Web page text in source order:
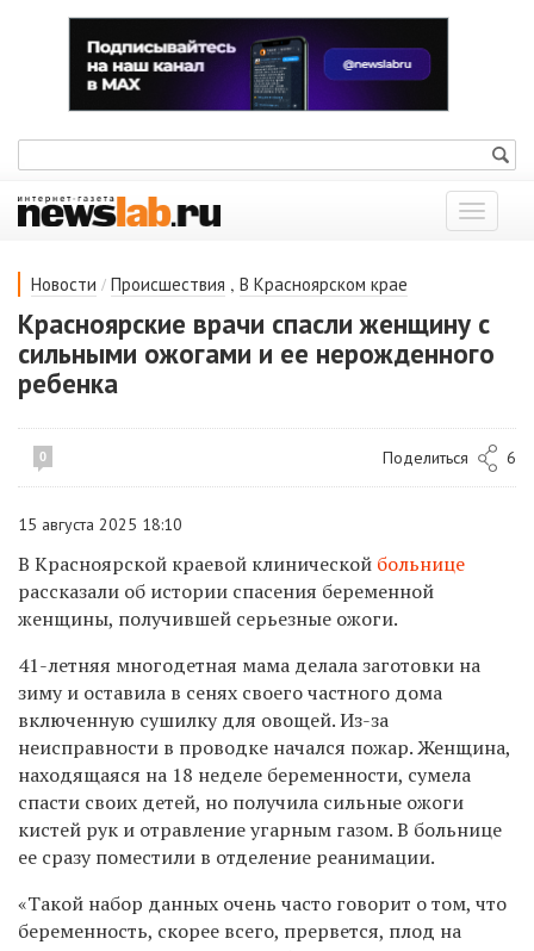
Показать
меню
Новости / Происшествия , В Красноярском крае
Красноярские врачи спасли женщину с
сильными ожогами и ее нерожденного
ребенка
0 Поделиться 6
15 августа 2025 18:10
В Красноярской краевой клинической больнице
рассказали об истории спасения беременной
женщины, получившей серьезные ожоги.
41-летняя многодетная мама делала заготовки на
зиму и оставила в сенях своего частного дома
включенную сушилку для овощей. Из-за
неисправности в проводке начался пожар. Женщина,
находящаяся на 18 неделе беременности, сумела
спасти своих детей, но получила сильные ожоги
кистей рук и отравление угарным газом. В больнице
ее сразу поместили в отделение реанимации.
«Такой набор данных очень часто говорит о том, что
беременность, скорее всего, прервется, плод на